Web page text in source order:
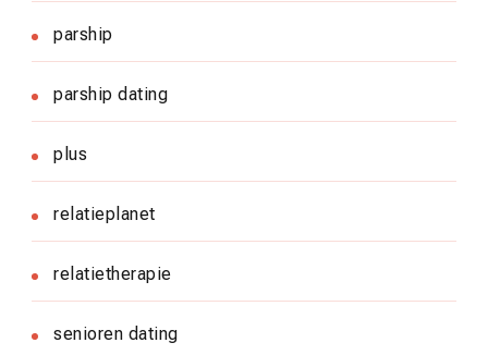
parship
parship dating
plus
relatieplanet
relatietherapie
senioren dating